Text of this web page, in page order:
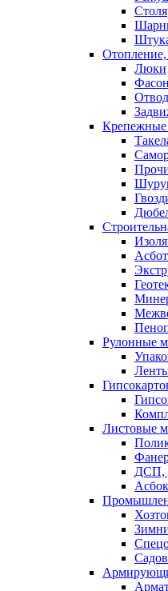
Люки
Крепежные
Рулонные
Листовые
ДСП,